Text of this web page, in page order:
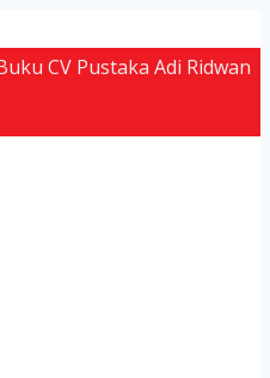
CV Pustaka Adi Ridwan